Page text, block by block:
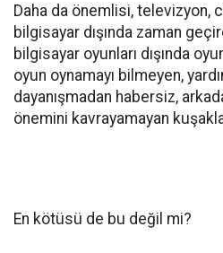
Daha da önemlisi, televizyon,
bilgisayar dışında zaman
bilgisayar oyunları dışında
oyun oynamayı bilmeyen,
dayanışmadan habersiz,
önemini kavrayamayan
En kötüsü de bu değil mi?